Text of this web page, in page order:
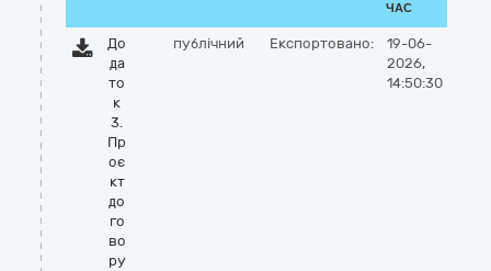
ЧАС
До
да
то
к
3.
Пр
оє
кт
до
го
во
ру
публічний Експортовано:
19-06-
2026,
14:50:30